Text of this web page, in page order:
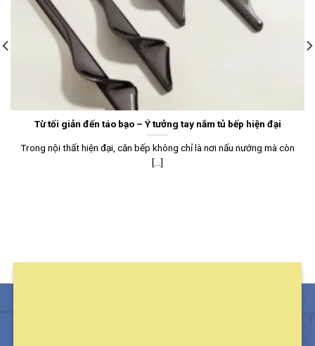
Từ tối giản đến táo bạo – Ý tưởng tay nắm tủ bếp hiện đại
Trong nội thất hiện đại, căn bếp không chỉ là nơi nấu nướng mà còn
[...]